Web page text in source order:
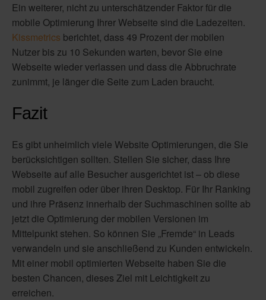
Ein weiterer, nicht zu unterschätzender Faktor für die
mobile Optimierung Ihrer Webseite sind die Ladezeiten.
Kissmetrics berichtet, dass 49 Prozent der mobilen
Nutzer bis zu 10 Sekunden warten, bevor Sie eine
Webseite wieder verlassen und dass die Abbruchrate
zunimmt, je länger die Seite zum Laden braucht.
Fazit
Es gibt unheimlich viele Website Optimierungen, die Sie
berücksichtigen sollten. Stellen Sie sicher, dass Ihre
Webseite auf alle Besucher ausgerichtet ist – ob diese
mobil zugreifen oder über ihren Desktop. Für Ihr Ranking
und ihre Präsenz innerhalb der Suchmaschinen sollte ab
jetzt die Optimierung der mobilen Versionen im
Mittelpunkt stehen. So können Sie „Fremde“ in Leads
verwandeln und sie anschließend zu Kunden entwickeln.
Mit einer mobil optimierten Webseite haben Sie die
besten Chancen, dieses Ziel mit Leichtigkeit zu
erreichen.